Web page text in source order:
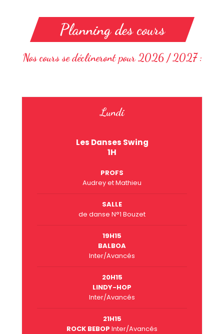
Planning des cours
Nos cours se déclineront pour 2026 / 2027 :
Lundi
Les Danses Swing
1H
PROFS
Audrey et Mathieu
SALLE
de danse N°1 Bouzet
19H15
BALBOA
Inter/Avancés
20H15
LINDY-HOP
Inter/Avancés
21H15
ROCK BEBOP Inter/Avancés